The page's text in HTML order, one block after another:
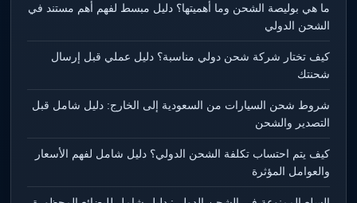
ما هي بوليصة الشحن وما أهميتها؟ دليل مبسط لفهم أهم مستند في
الشحن الدولي
كيف تختار شركة شحن دولي مناسبة؟ دليل عملي قبل إرسال
شحنتك
شروط شحن السيارات من السعودية إلى الخارج: دليل شامل قبل
التصدير والشحن
كيف يتم احتساب تكلفة الشحن الدولي؟ دليل شامل لفهم الأسعار
والعوامل المؤثرة